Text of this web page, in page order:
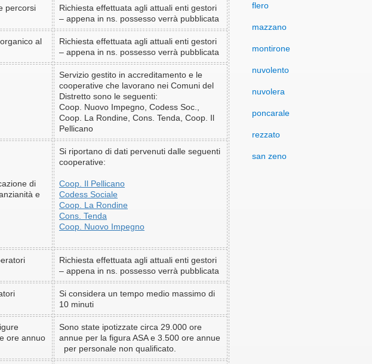
percorsi
Richiesta effettuata agli attuali enti gestori
– appena in ns. possesso verrà pubblicata
al
Richiesta effettuata agli attuali enti gestori
– appena in ns. possesso verrà pubblicata
Servizio gestito in accreditamento e le
cooperative che lavorano nei Comuni del
Distretto sono le seguenti:
Coop. Nuovo Impegno, Codess Soc.,
Coop. La Rondine, Cons. Tenda, Coop. Il
Pellicano
di
e
Si riportano di dati pervenuti dalle seguenti
cooperative:
Coop. Il Pellicano
Codess Sociale
Coop. La Rondine
Cons. Tenda
Coop. Nuovo Impegno
Richiesta effettuata agli attuali enti gestori
– appena in ns. possesso verrà pubblicata
Si considera un tempo medio massimo di
10 minuti
ore annuo
Sono state ipotizzate circa 29.000 ore
annue per la figura ASA e 3.500 ore annue
per personale non qualificato.
flero
mazzano
montirone
nuvolento
nuvolera
poncarale
rezzato
san zeno